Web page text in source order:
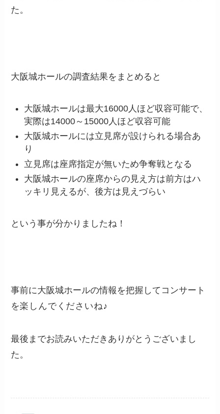
た。
大阪城ホールの調査結果をまとめると
大阪城ホールは最大16000人ほど収容可能で、
実際は14000～15000人ほど収容可能
大阪城ホールには立見席が設けられる場合あ
り
立見席は座席指定が無いため争奪戦となる
大阪城ホールの座席からの見え方は前方はハ
ッキリ見えるが、後方は見えづらい
という事が分かりましたね！
事前に大阪城ホールの情報を把握してコンサート
を楽しんでくださいね♪
最後までお読みいただきありがとうございまし
た。